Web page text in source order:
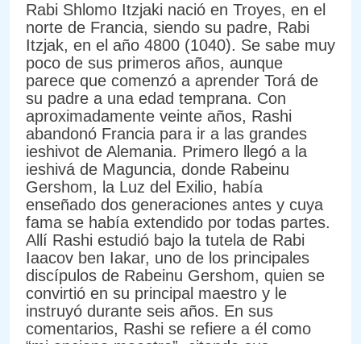
Rabi Shlomo Itzjaki nació en Troyes, en el
norte de Francia, siendo su padre, Rabi
Itzjak, en el año 4800 (1040). Se sabe muy
poco de sus primeros años, aunque
parece que comenzó a aprender Torá de
su padre a una edad temprana. Con
aproximadamente veinte años, Rashi
abandonó Francia para ir a las grandes
ieshivot de Alemania. Primero llegó a la
ieshivá de Maguncia, donde Rabeinu
Gershom, la Luz del Exilio, había
enseñado dos generaciones antes y cuya
fama se había extendido por todas partes.
Allí Rashi estudió bajo la tutela de Rabi
Iaacov ben Iakar, uno de los principales
discípulos de Rabeinu Gershom, quien se
convirtió en su principal maestro y le
instruyó durante seis años. En sus
comentarios, Rashi se refiere a él como